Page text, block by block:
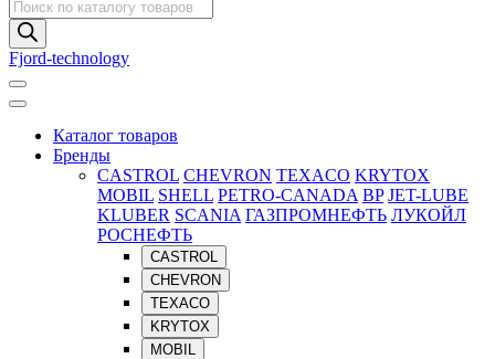
Поиск
товаров
Fjord-technology
Каталог товаров
Бренды
CASTROL CHEVRON TEXACO KRYTOX
MOBIL SHELL PETRO-CANADA BP JET-LUBE
KLUBER SCANIA ГАЗПРОМНЕФТЬ ЛУКОЙЛ
РОСНЕФТЬ
CASTROL
CHEVRON
TEXACO
KRYTOX
MOBIL